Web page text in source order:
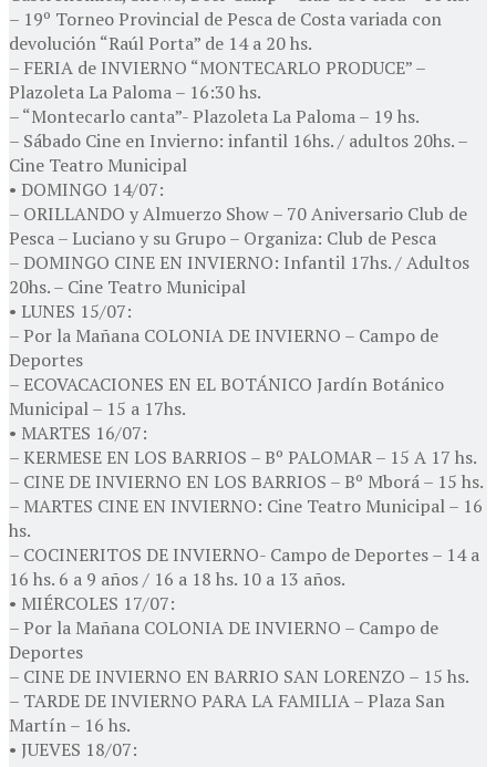
– 19º Torneo Provincial de Pesca de Costa variada con
devolución “Raúl Porta” de 14 a 20 hs.
– FERIA de INVIERNO “MONTECARLO PRODUCE” –
Plazoleta La Paloma – 16:30 hs.
– “Montecarlo canta”- Plazoleta La Paloma – 19 hs.
– Sábado Cine en Invierno: infantil 16hs. / adultos 20hs. –
Cine Teatro Municipal
• DOMINGO 14/07:
– ORILLANDO y Almuerzo Show – 70 Aniversario Club de
Pesca – Luciano y su Grupo – Organiza: Club de Pesca
– DOMINGO CINE EN INVIERNO: Infantil 17hs. / Adultos
20hs. – Cine Teatro Municipal
• LUNES 15/07:
– Por la Mañana COLONIA DE INVIERNO – Campo de
Deportes
– ECOVACACIONES EN EL BOTÁNICO Jardín Botánico
Municipal – 15 a 17hs.
• MARTES 16/07:
– KERMESE EN LOS BARRIOS – Bº PALOMAR – 15 A 17 hs.
– CINE DE INVIERNO EN LOS BARRIOS – Bº Mborá – 15 hs.
– MARTES CINE EN INVIERNO: Cine Teatro Municipal – 16
hs.
– COCINERITOS DE INVIERNO- Campo de Deportes – 14 a
16 hs. 6 a 9 años / 16 a 18 hs. 10 a 13 años.
• MIÉRCOLES 17/07:
– Por la Mañana COLONIA DE INVIERNO – Campo de
Deportes
– CINE DE INVIERNO EN BARRIO SAN LORENZO – 15 hs.
– TARDE DE INVIERNO PARA LA FAMILIA – Plaza San
Martín – 16 hs.
• JUEVES 18/07: